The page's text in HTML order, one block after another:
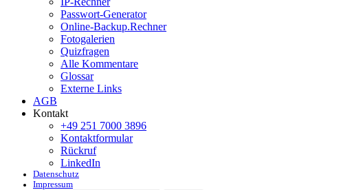
Passwort-Generator
Online-Backup.Rechner
Fotogalerien
Quizfragen
Alle Kommentare
Glossar
Externe Links
AGB
Kontakt
+49 251 7000 3896
Kontaktformular
Rückruf
LinkedIn
Datenschutz
Impressum